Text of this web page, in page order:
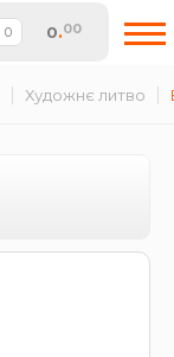
0.00
Художнє литво